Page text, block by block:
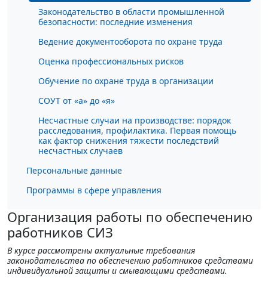
Законодательство в области промышленной
безопасности: последние изменения
Ведение документооборота по охране труда
Оценка профессиональных рисков
Обучение по охране труда в организации
СОУТ от «а» до «я»
Несчастные случаи на производстве: порядок
расследования, профилактика. Первая помощь
как фактор снижения тяжести последствий
несчастных случаев
Персональные данные
Программы в сфере управления
Организация работы по обеспечению
работников СИЗ
В курсе рассмотрены актуальные требования
законодательства по обеспечению работников средствами
индивидуальной защиты и смывающими средствами.